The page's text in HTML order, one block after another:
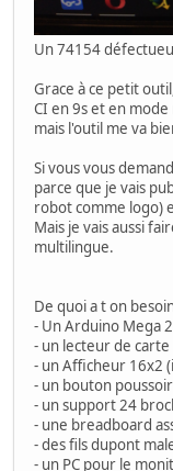
Un 74154
Grace à ce petit
CI en 9s et en
mais l'outil me va
Si vous vous
parce que je vais
robot comme logo)
Mais je vais aussi
multilingue.
De quoi a t on
- Un Arduino Mega
- un lecteur de carte
- un Afficheur 16x2
- un bouton poussoir
- un support 24
- une breadboard
- des fils dupont
- un PC pour le